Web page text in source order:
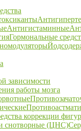
Антигистаминные
Гормональные
зависимости
работы мозга
коррекции
снотворные (ЦНС)